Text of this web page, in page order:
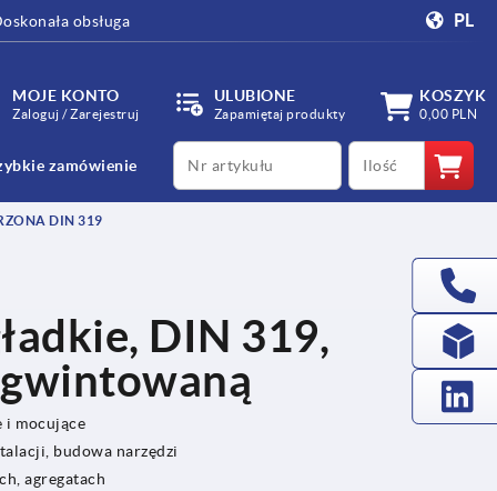
obsługa PL
MOJE KONTO
Zaloguj / Zarejestruj
ULUBIONE
Zapamiętaj produkty
KOSZYK
0,00 PLN
zamówienie
productCode qty
DIN 319
DIN 319,
i mocujące
budowa narzędzi
agregatach